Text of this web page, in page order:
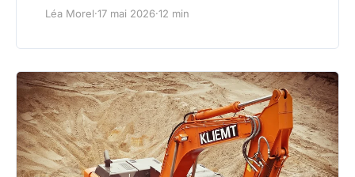
Léa Morel·17 mai 2026·12 min